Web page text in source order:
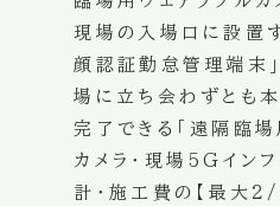
現場の入場口に設置
顔認証勤怠管理端末
場に立ち会わずとも
完了できる「遠隔臨
カメラ・現場5Gイン
計・施工費の【最大2/